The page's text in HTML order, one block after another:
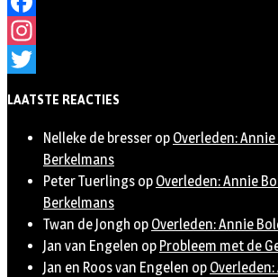
Facebook
Instagram
LAATSTE REACTIES
Nelleke de bresser op Overleden:
Berkelmans
Peter Tuerlings op Overleden: Annie
Berkelmans
Twan de Jongh op Overleden: Annie
Jan van Engelen op Probleem met de
Jan en Roos van Engelen op